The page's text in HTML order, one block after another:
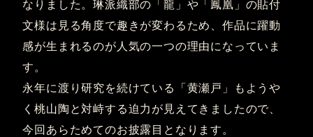
なりました。琳派織部の「龍」や「鳳凰」の貼付
文様は見る角度で趣きが変わるため、作品に躍動
感が生まれるのが人気の一つの理由になっていま
す。
永年に渡り研究を続けている「黄瀬戸」もようや
く桃山陶と対峙する迫力が見えてきましたので、
今回あらためてのお披露目となります。